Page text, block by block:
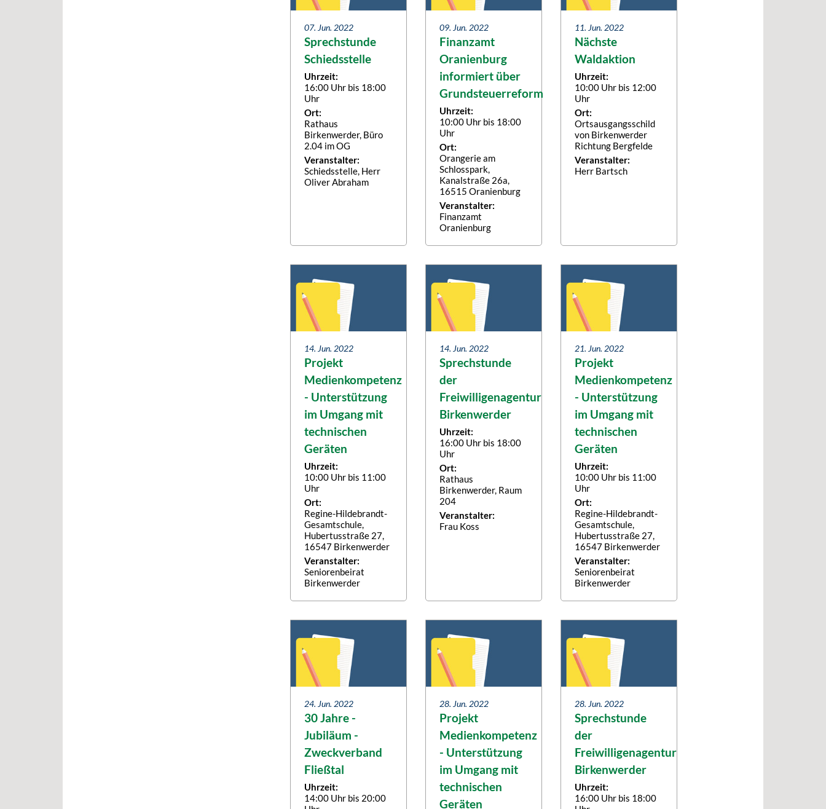
07. Jun. 2022
Sprechstunde
Schiedsstelle
Uhrzeit:
16:00 Uhr bis 18:00
Uhr
Ort:
Rathaus
Birkenwerder, Büro
2.04 im OG
Veranstalter:
Schiedsstelle, Herr
Oliver Abraham
09. Jun. 2022
Finanzamt
Oranienburg
informiert über
Grundsteuerreform
Uhrzeit:
10:00 Uhr bis 18:00
Uhr
Ort:
Orangerie am
Schlosspark,
Kanalstraße 26a,
16515 Oranienburg
Veranstalter:
Finanzamt
Oranienburg
11. Jun. 2022
Nächste
Waldaktion
Uhrzeit:
10:00 Uhr bis 12:00
Uhr
Ort:
Ortsausgangsschild
von Birkenwerder
Richtung Bergfelde
Veranstalter:
Herr Bartsch
14. Jun. 2022
Projekt
Medienkompetenz
- Unterstützung
im Umgang mit
technischen
Geräten
Uhrzeit:
10:00 Uhr bis 11:00
Uhr
Ort:
Regine-Hildebrandt-
Gesamtschule,
Hubertusstraße 27,
16547 Birkenwerder
Veranstalter:
Seniorenbeirat
Birkenwerder
14. Jun. 2022
Sprechstunde
der
Freiwilligenagentur
Birkenwerder
Uhrzeit:
16:00 Uhr bis 18:00
Uhr
Ort:
Rathaus
Birkenwerder, Raum
204
Veranstalter:
Frau Koss
21. Jun. 2022
Projekt
Medienkompetenz
- Unterstützung
im Umgang mit
technischen
Geräten
Uhrzeit:
10:00 Uhr bis 11:00
Uhr
Ort:
Regine-Hildebrandt-
Gesamtschule,
Hubertusstraße 27,
16547 Birkenwerder
Veranstalter:
Seniorenbeirat
Birkenwerder
24. Jun. 2022
30 Jahre -
Jubiläum -
Zweckverband
Fließtal
Uhrzeit:
14:00 Uhr bis 20:00
28. Jun. 2022
Projekt
Medienkompetenz
- Unterstützung
im Umgang mit
technischen
Geräten
28. Jun. 2022
Sprechstunde
der
Freiwilligenagentur
Birkenwerder
Uhrzeit:
16:00 Uhr bis 18:00